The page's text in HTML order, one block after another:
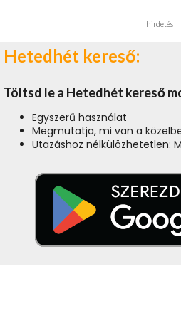
hirdetés
Hetedhét kereső:
Töltsd le a Hetedhét kereső
Egyszerű használat
Megmutatja, mi van a
Utazáshoz nélkülözhetetlen: